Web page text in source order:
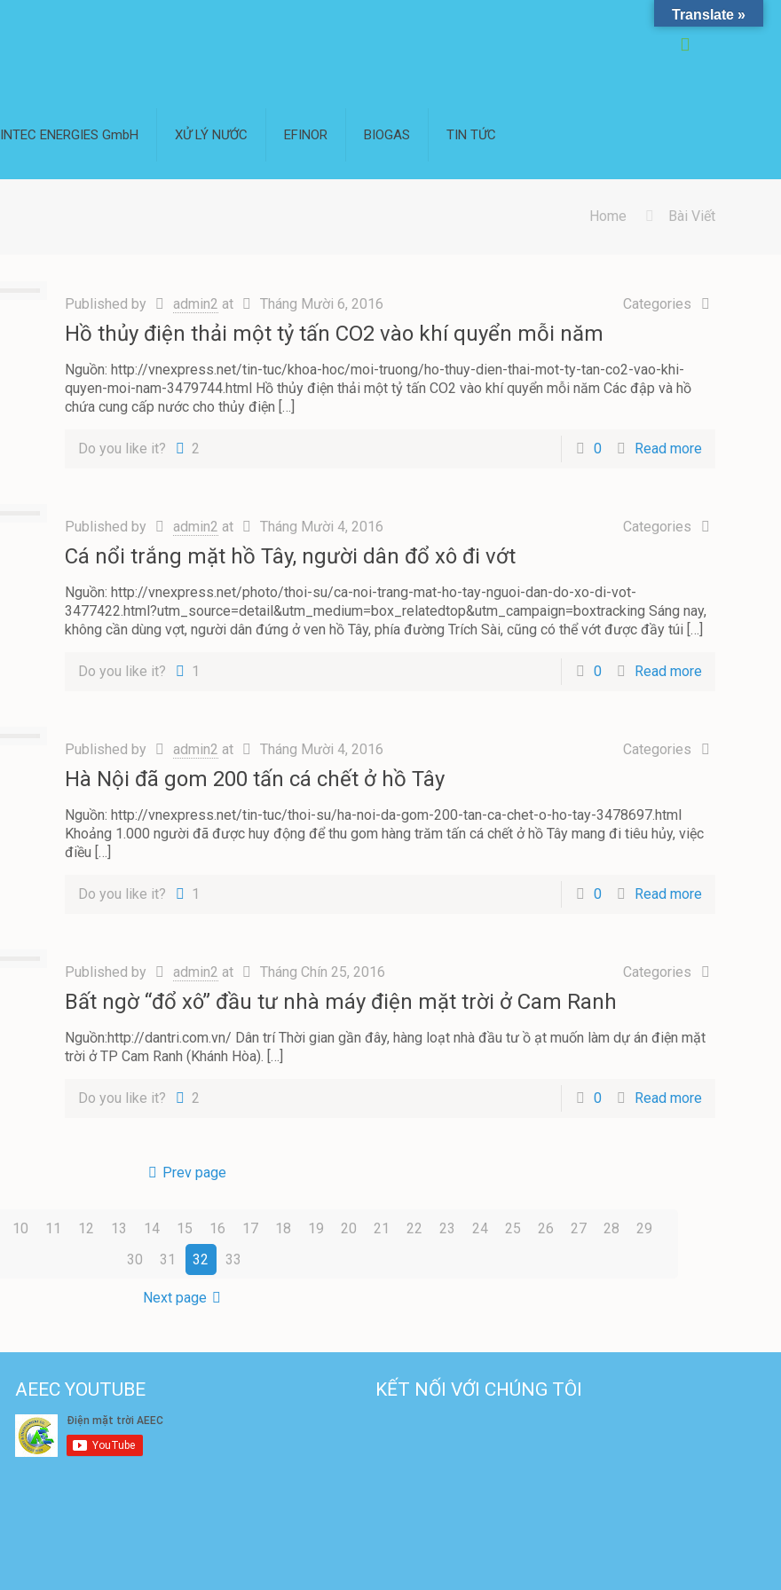
INTEC ENERGIES GmbH XỬ LÝ NƯỚC EFINOR BIOGAS TIN TỨC
Home Bài Viết
Published by admin2 at Tháng Mười 6, 2016 Categories
Hồ thủy điện thải một tỷ tấn CO2 vào khí quyển mỗi năm
Nguồn: http://vnexpress.net/tin-tuc/khoa-hoc/moi-truong/ho-thuy-dien-thai-mot-ty-tan-co2-vao-khi-
quyen-moi-nam-3479744.html Hồ thủy điện thải một tỷ tấn CO2 vào khí quyển mỗi năm Các đập và hồ
chứa cung cấp nước cho thủy điện […]
Do you like it? 2 0 Read more
Published by admin2 at Tháng Mười 4, 2016 Categories
Cá nổi trắng mặt hồ Tây, người dân đổ xô đi vớt
Nguồn: http://vnexpress.net/photo/thoi-su/ca-noi-trang-mat-ho-tay-nguoi-dan-do-xo-di-vot-
3477422.html?utm_source=detail&utm_medium=box_relatedtop&utm_campaign=boxtracking Sáng nay,
không cần dùng vợt, người dân đứng ở ven hồ Tây, phía đường Trích Sài, cũng có thể vớt được đầy túi […]
Do you like it? 1 0 Read more
Published by admin2 at Tháng Mười 4, 2016 Categories
Hà Nội đã gom 200 tấn cá chết ở hồ Tây
Nguồn: http://vnexpress.net/tin-tuc/thoi-su/ha-noi-da-gom-200-tan-ca-chet-o-ho-tay-3478697.html
Khoảng 1.000 người đã được huy động để thu gom hàng trăm tấn cá chết ở hồ Tây mang đi tiêu hủy, việc
điều […]
Do you like it? 1 0 Read more
Published by admin2 at Tháng Chín 25, 2016 Categories
Bất ngờ “đổ xô” đầu tư nhà máy điện mặt trời ở Cam Ranh
Nguồn:http://dantri.com.vn/ Dân trí Thời gian gần đây, hàng loạt nhà đầu tư ồ ạt muốn làm dự án điện mặt
trời ở TP Cam Ranh (Khánh Hòa). […]
Do you like it? 2 0 Read more
Prev page
10 11 12 13 14 15 16 17 18 19 20 21 22 23 24 25 26 27 28
29
30
31 32 33
Next page
AEEC YOUTUBE KẾT NỐI VỚI CHÚNG TÔI
Translate »